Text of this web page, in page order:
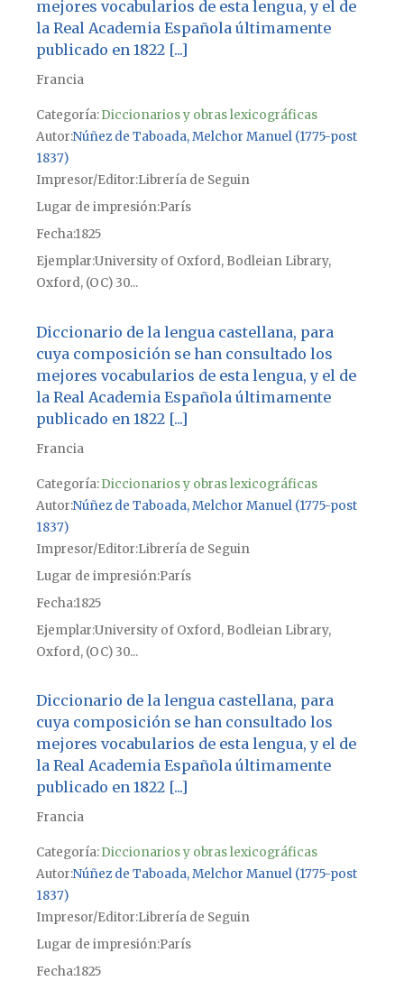
mejores vocabularios de esta lengua, y el de
la Real Academia Española últimamente
publicado en 1822 [...]
Francia
Categoría:Diccionarios y obras lexicográficas
Autor Núñez de Taboada, Melchor Manuel (1775-post
1837)
Impresor/Editor Librería de Seguin
Lugar de impresiónParís
Fecha1825
Ejemplar University of Oxford, Bodleian Library,
Oxford, (OC) 30...
Diccionario de la lengua castellana, para
cuya composición se han consultado los
mejores vocabularios de esta lengua, y el de
la Real Academia Española últimamente
publicado en 1822 [...]
Francia
Categoría:Diccionarios y obras lexicográficas
Autor Núñez de Taboada, Melchor Manuel (1775-post
1837)
Impresor/Editor Librería de Seguin
Lugar de impresiónParís
Fecha1825
Ejemplar University of Oxford, Bodleian Library,
Oxford, (OC) 30...
Diccionario de la lengua castellana, para
cuya composición se han consultado los
mejores vocabularios de esta lengua, y el de
la Real Academia Española últimamente
publicado en 1822 [...]
Francia
Categoría:Diccionarios y obras lexicográficas
Autor Núñez de Taboada, Melchor Manuel (1775-post
1837)
Impresor/Editor Librería de Seguin
Lugar de impresiónParís
Fecha1825